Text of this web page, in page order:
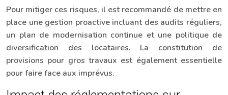
Pour mitiger ces risques, il est recommandé de mettre en
place une gestion proactive incluant des audits réguliers,
un plan de modernisation continue et une politique de
diversification des locataires. La constitution de
provisions pour gros travaux est également essentielle
pour faire face aux imprévus.